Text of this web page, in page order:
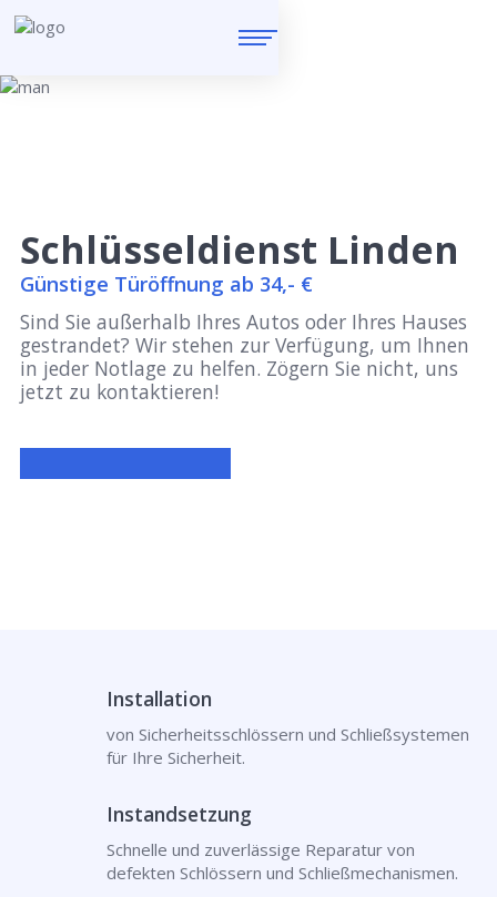
Schlüsseldienst Linden
Günstige Türöffnung ab 34,- €
Sind Sie außerhalb Ihres Autos oder Ihres Hauses
gestrandet? Wir stehen zur Verfügung, um Ihnen
in jeder Notlage zu helfen. Zögern Sie nicht, uns
jetzt zu kontaktieren!
Installation
von Sicherheitsschlössern und Schließsystemen
für Ihre Sicherheit.
Instandsetzung
Schnelle und zuverlässige Reparatur von
defekten Schlössern und Schließmechanismen.